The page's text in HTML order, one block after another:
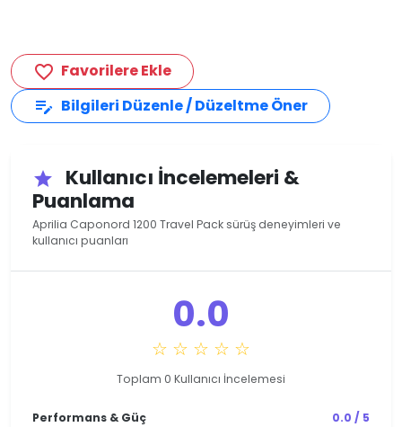
favorite_border Favorilere Ekle
edit_note Bilgileri Düzenle / Düzeltme Öner
star
Kullanıcı İncelemeleri &
Puanlama
Aprilia Caponord 1200 Travel Pack sürüş deneyimleri ve
kullanıcı puanları
0.0
☆ ☆ ☆ ☆ ☆
Toplam 0 Kullanıcı İncelemesi
Performans & Güç 0.0 / 5